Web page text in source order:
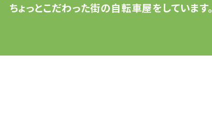
ちょっとこだわった街の自転車屋をしています。